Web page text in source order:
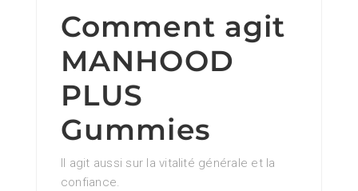
Comment agit
MANHOOD
PLUS
Gummies
Il agit aussi sur la vitalité générale et la
confiance.